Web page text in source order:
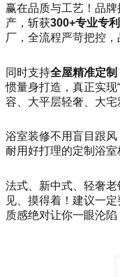
赢在品质与工艺！品
产，斩获300+专业专利
厂，全流程严苛把控，
同时支持全屋精准定制
惯量身打造，真正实现
容、大平层轻奢、大宅
浴室装修不用盲目跟风
耐用好打理的定制浴
法式、新中式、轻奢
见、摸得着！建议一
质感绝对让你一眼沦